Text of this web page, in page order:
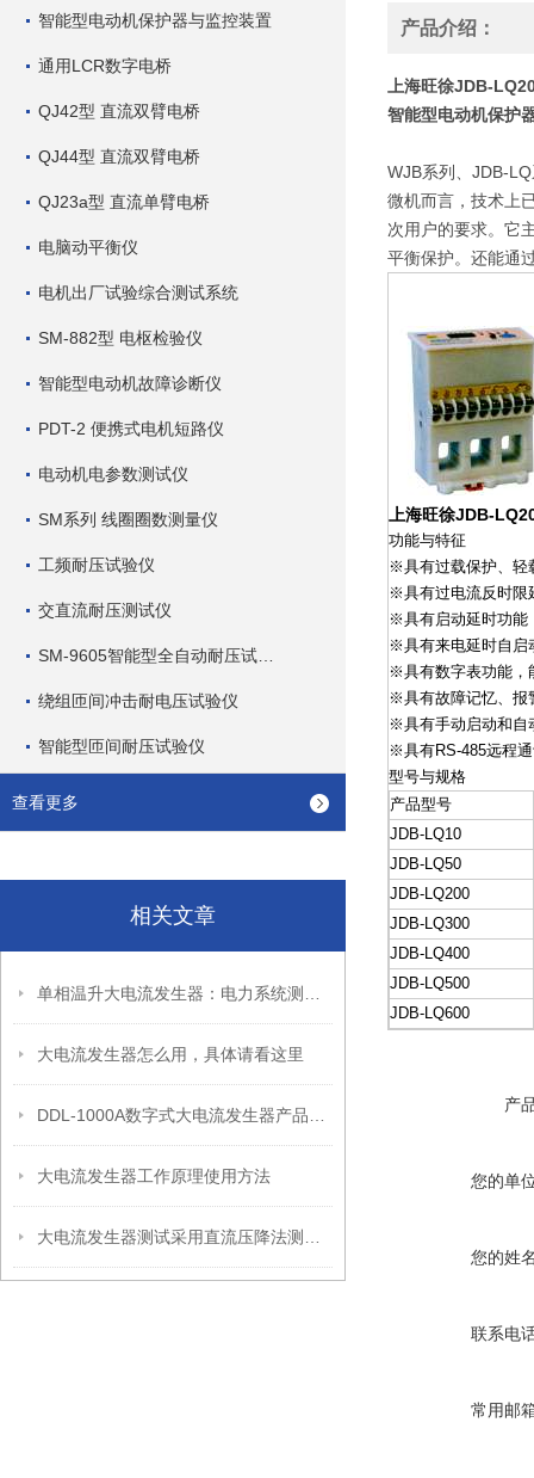
智能型电动机保护器与监控装置
通用LCR数字电桥
QJ42型 直流双臂电桥
QJ44型 直流双臂电桥
QJ23a型 直流单臂电桥
电脑动平衡仪
电机出厂试验综合测试系统
SM-882型 电枢检验仪
智能型电动机故障诊断仪
PDT-2 便携式电机短路仪
电动机电参数测试仪
SM系列 线圈圈数测量仪
工频耐压试验仪
交直流耐压测试仪
绕组匝间冲击耐电压试验仪
智能型匝间耐压试验仪
查看更多
相关文章
大电流发生器怎么用，具体请看这里
大电流发生器工作原理使用方法
产品介绍：
上海旺徐JDB-
智能型电动机保护
WJB系列、JDB-
微机而言，技术上
次用户的要求。它
平衡保护。还能通
上海旺徐JDB-
功能与特征
※具有过载保护、轻
※具有过电流反时限
※具有启动延时功能
※具有来电延时自启
※具有数字表功能，
※具有故障记忆、报
※具有手动启动和自
※具有RS-485远程
型号与规格
产品型号
JDB-LQ10
JDB-LQ50
JDB-LQ200
JDB-LQ300
JDB-LQ400
JDB-LQ500
JDB-LQ600
产
您的单
您的姓
联系电
常用邮